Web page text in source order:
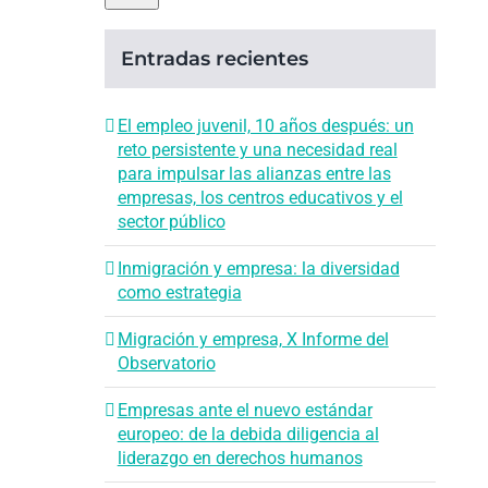
Entradas recientes
El empleo juvenil, 10 años después: un
reto persistente y una necesidad real
para impulsar las alianzas entre las
empresas, los centros educativos y el
sector público
Inmigración y empresa: la diversidad
como estrategia
Migración y empresa, X Informe del
Observatorio
Empresas ante el nuevo estándar
europeo: de la debida diligencia al
liderazgo en derechos humanos